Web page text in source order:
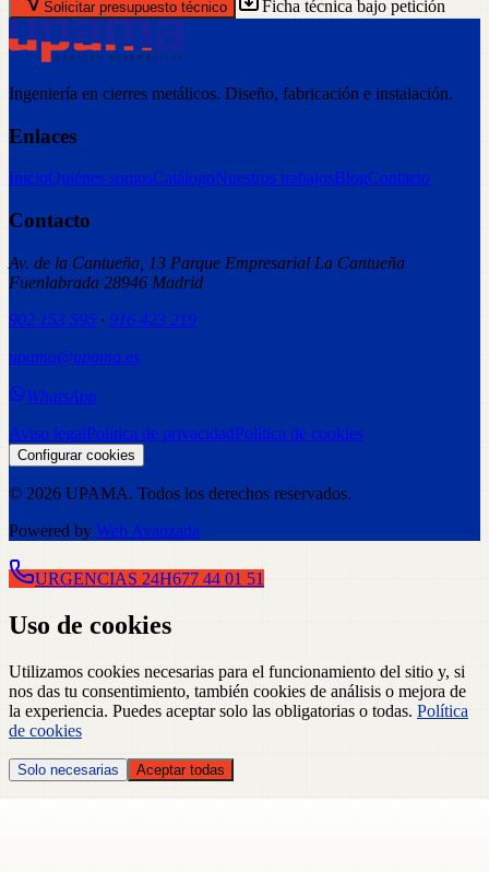
Solicitar presupuesto técnico Ficha técnica bajo petición
Ingeniería en cierres metálicos. Diseño, fabricación e instalación.
Enlaces
InicioQuiénes somosCatálogoNuestros trabajosBlogContacto
Contacto
Av. de la Cantueña, 13 Parque Empresarial La Cantueña
Fuenlabrada 28946 Madrid
902 153 595 · 916 423 219
upama@upama.es
WhatsApp
Aviso legalPolítica de privacidadPolítica de cookies
Configurar cookies
© 2026 UPAMA. Todos los derechos reservados.
Powered by Web Avanzada
URGENCIAS 24H677 44 01 51
Uso de cookies
Utilizamos cookies necesarias para el funcionamiento del sitio y, si
nos das tu consentimiento, también cookies de análisis o mejora de
la experiencia. Puedes aceptar solo las obligatorias o todas. Política
de cookies
Solo necesarias Aceptar todas